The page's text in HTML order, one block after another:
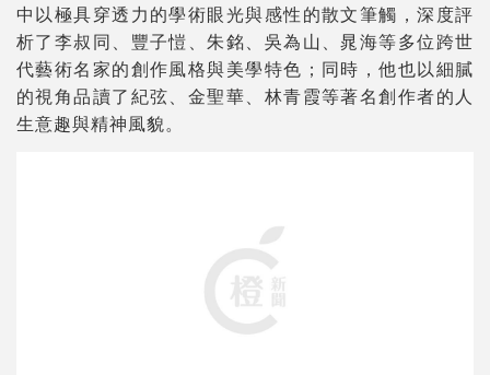
中以極具穿透力的學術眼光與感性的散文筆觸，深度評
析了李叔同、豐子愷、朱銘、吳為山、晁海等多位跨世
代藝術名家的創作風格與美學特色；同時，他也以細膩
的視角品讀了紀弦、金聖華、林青霞等著名創作者的人
生意趣與精神風貌。